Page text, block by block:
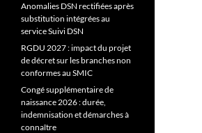
Anomalies DSN rectifiées après
substitution intégrées au
service Suivi DSN
RGDU 2027 : impact du projet
de décret sur les branches non
conformes au SMIC
Congé supplémentaire de
naissance 2026 : durée,
indemnisation et démarches à
connaître